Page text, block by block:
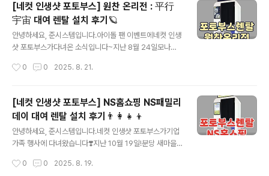
게 설치된 모습이죠?콤팩트한 사이즈의네컷 인생샷 포토
부스는협소한 공간 내에도무리 없이 설치 가능한데요,​적절
한 위치에 설치해학생들의 이용 및 통행에 불편함이 없도
록신경 썼답니다🫶싸인보드 LED 조명이 강해현장 사진을
명하게 잘 보인다는 점알아주시길 바라요😉점심시간 종이
[네컷 인생샷 포토부스] 원찬 온리전 : 平行
宇宙 대여 렌탈 설치 후기🪐
안녕하세요, 준시스템입니다.아이돌 팬 이벤트에네컷 인생
샷 포토부스가다녀온 소식입니다~지난 8월 24일모나코
들이사랑을 담아 준비한 창작물을판매하고 교류하는 행사
사에서도포토부스 운영에 관심 갖고많은 문의를 주시는데
요💖​네컷 인생샷은 오류 없는안정적 시스템을 갖추고 있어
별도 인원 상주할 필요 없이편하게 무인운영 가능하답니
다!우주를 활보하는 두 친구를귀엽게 표현한 네컷 프레임
을보내주셨습니다🛸​네모네모 프레임은 가랏!사진 위치만
인하실 수 있습니다✌️시작 화면도 커스텀 가능~미처 작업
0 0 2025. 8. 21.
[네컷 인생샷 포토부스] NS홈쇼핑 NS패밀리
데이 대여 렌탈 설치 후기👨‍👩‍👧‍👦
안녕하세요, 준시스템입니다.​네컷 인생샷 포토부스가기업
가족 행사에 다녀왔습니다❣️지난 10월 19일!분당 새마을
C.T.ually에서네컷 요정으로 활약했는데요~​NS홈쇼핑 임
0 0 2025. 8. 19.